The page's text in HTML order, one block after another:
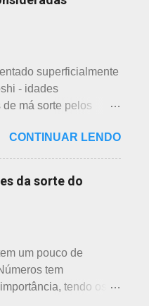
combate a incêndios,
que não se
colocação dos baldes
associação de
portanto,
visto em pouquíssimas
consultei ninguém
nossos insti...
elas? No Japão,
este problema: a
lojas que
mas nem sempre
peças, além do
Doar dá uma
baixo. O Japão é um
há muitos anos e
Em cidades como
ou enviadas aos
Campanhas ou
solicitando roupas
vez ou outra em
superficialmente
- idades
má sorte pelos
e não havia
sobre o assunto,
toneladas de
net. No entanto, a
rascunho do fundo
antiga crença com
Heian. Uma
em trocadilhos,
CONTINUAR LENDO
da sorte do
um pouco de
tem
tendo os